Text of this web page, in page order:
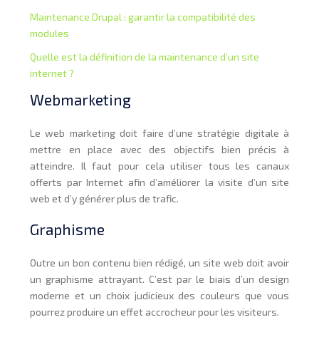
Maintenance Drupal : garantir la compatibilité des
modules
Quelle est la définition de la maintenance d’un site
internet ?
Webmarketing
Le web marketing doit faire d’une stratégie digitale à
mettre en place avec des objectifs bien précis à
atteindre. Il faut pour cela utiliser tous les canaux
offerts par Internet afin d’améliorer la visite d’un site
web et d’y générer plus de trafic.
Graphisme
Outre un bon contenu bien rédigé, un site web doit avoir
un graphisme attrayant. C’est par le biais d’un design
moderne et un choix judicieux des couleurs que vous
pourrez produire un effet accrocheur pour les visiteurs.